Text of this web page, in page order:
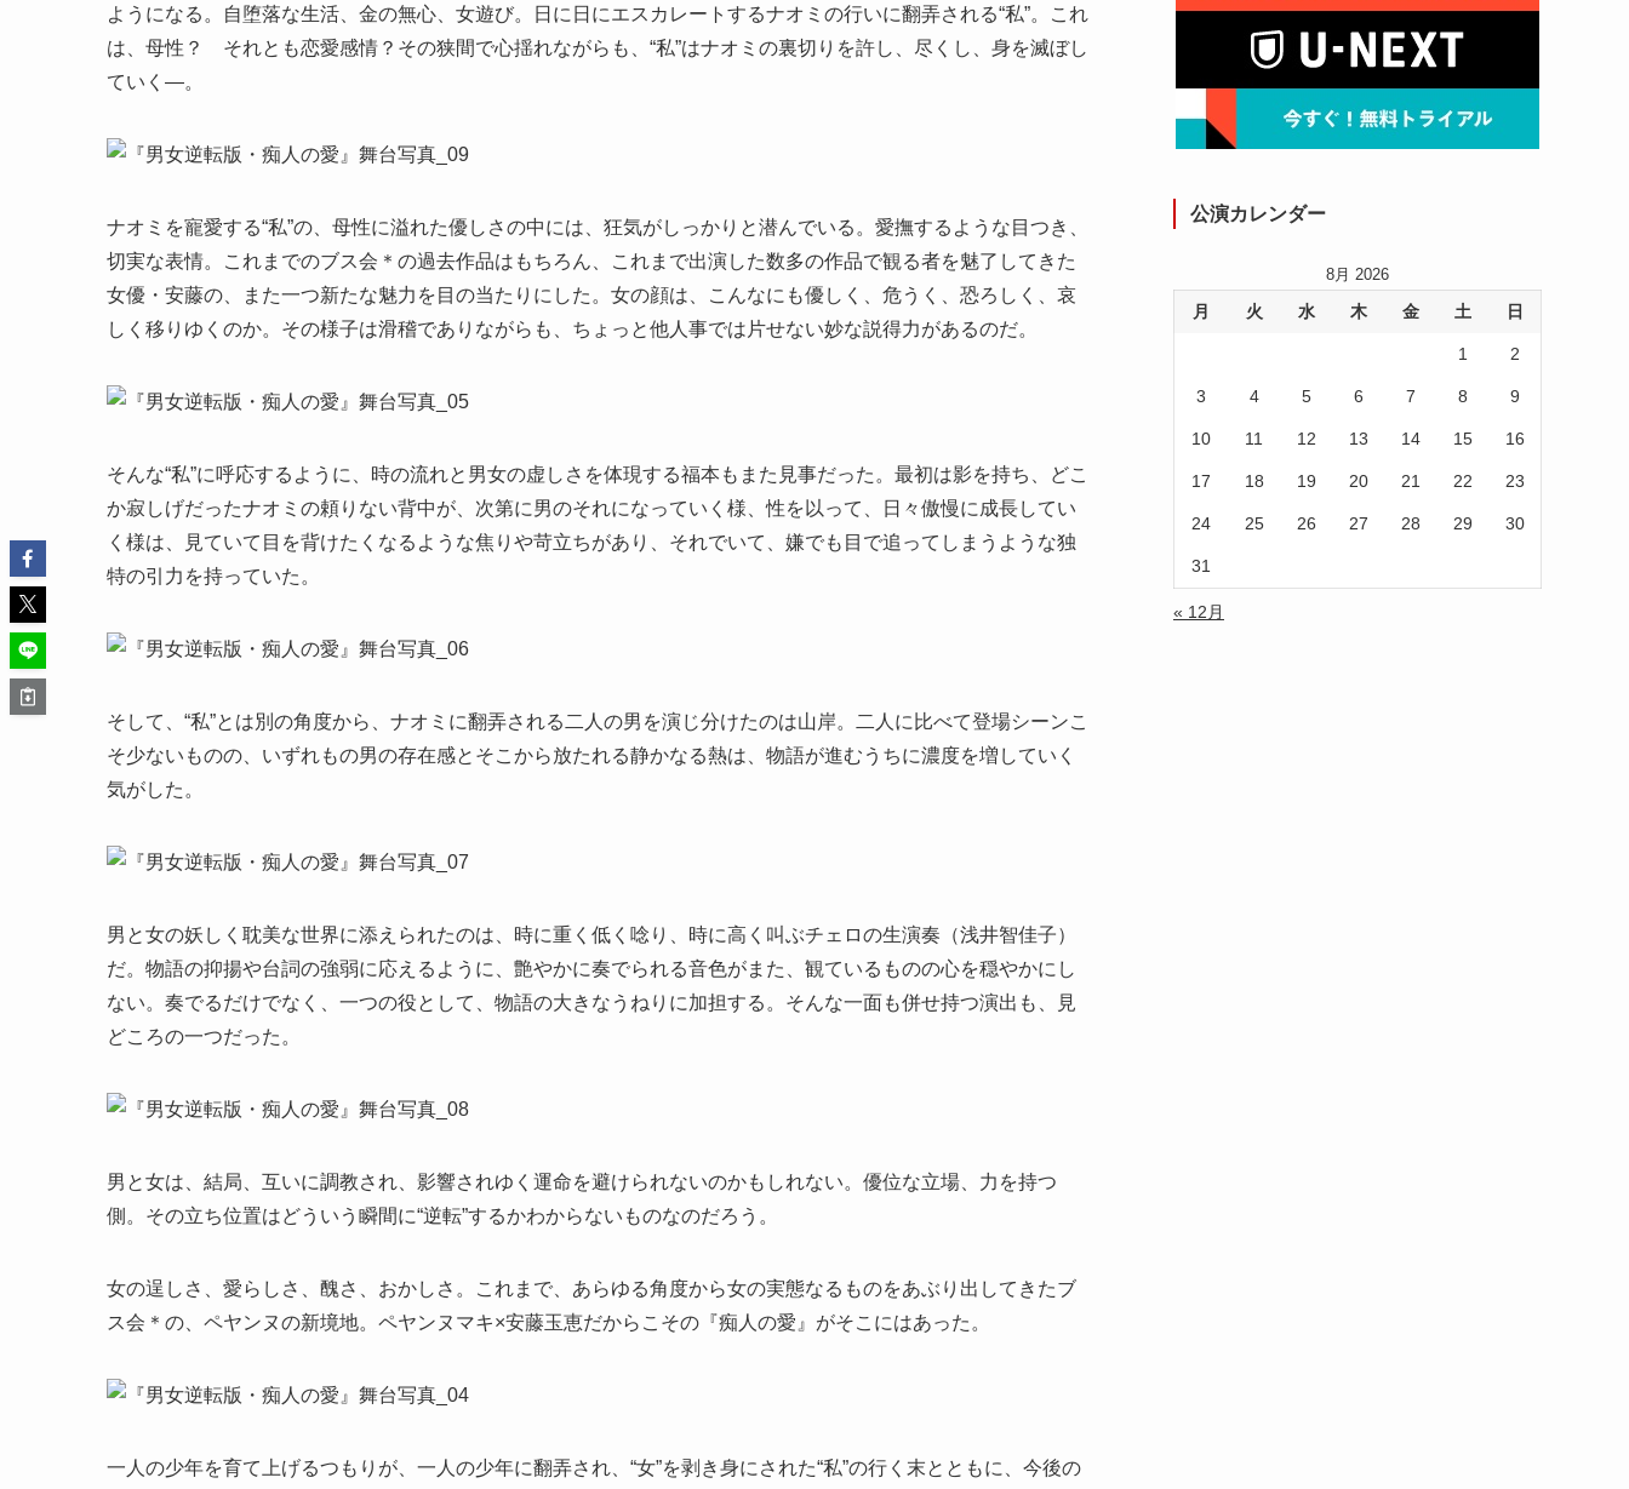
ようになる。自堕落な生活、金の無心、女遊び。日に日にエスカレートするナオミの行いに翻弄される“私”。これ
は、母性？ それとも恋愛感情？その狭間で心揺れながらも、“私”はナオミの裏切りを許し、尽くし、身を滅ぼし
ていく―。
ナオミを寵愛する“私”の、母性に溢れた優しさの中には、狂気がしっかりと潜んでいる。愛撫するような目つき、
切実な表情。これまでのブス会＊の過去作品はもちろん、これまで出演した数多の作品で観る者を魅了してきた
女優・安藤の、また一つ新たな魅力を目の当たりにした。女の顔は、こんなにも優しく、危うく、恐ろしく、哀
しく移りゆくのか。その様子は滑稽でありながらも、ちょっと他人事では片せない妙な説得力があるのだ。
そんな“私”に呼応するように、時の流れと男女の虚しさを体現する福本もまた見事だった。最初は影を持ち、どこ
か寂しげだったナオミの頼りない背中が、次第に男のそれになっていく様、性を以って、日々傲慢に成長してい
く様は、見ていて目を背けたくなるような焦りや苛立ちがあり、それでいて、嫌でも目で追ってしまうような独
特の引力を持っていた。
そして、“私”とは別の角度から、ナオミに翻弄される二人の男を演じ分けたのは山岸。二人に比べて登場シーンこ
そ少ないものの、いずれもの男の存在感とそこから放たれる静かなる熱は、物語が進むうちに濃度を増していく
気がした。
男と女の妖しく耽美な世界に添えられたのは、時に重く低く唸り、時に高く叫ぶチェロの生演奏（浅井智佳子）
だ。物語の抑揚や台詞の強弱に応えるように、艶やかに奏でられる音色がまた、観ているものの心を穏やかにし
ない。奏でるだけでなく、一つの役として、物語の大きなうねりに加担する。そんな一面も併せ持つ演出も、見
どころの一つだった。
男と女は、結局、互いに調教され、影響されゆく運命を避けられないのかもしれない。優位な立場、力を持つ
側。その立ち位置はどういう瞬間に“逆転”するかわからないものなのだろう。
女の逞しさ、愛らしさ、醜さ、おかしさ。これまで、あらゆる角度から女の実態なるものをあぶり出してきたブ
ス会＊の、ペヤンヌの新境地。ペヤンヌマキ×安藤玉恵だからこその『痴人の愛』がそこにはあった。
一人の少年を育て上げるつもりが、一人の少年に翻弄され、“女”を剥き身にされた“私”の行く末とともに、今後の
公演カレンダー
8月 2026
月 火 水 木 金 土 日
1 2
3 4 5 6 7 8 9
10 11 12 13 14 15 16
17 18 19 20 21 22 23
24 25 26 27 28 29 30
31
« 12月